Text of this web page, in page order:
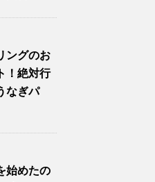
ングのお
！絶対行
なぎパ
始めたの